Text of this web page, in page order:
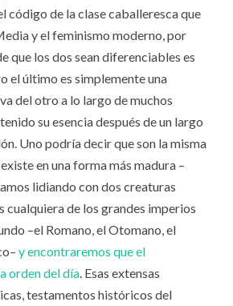
código de la clase caballeresca que
y el feminismo moderno, por
que los dos sean diferenciables es
el último es simplemente una
del otro a lo largo de muchos
su esencia después de un largo
Uno podría decir que son la misma
en una forma más madura –
lidiando con dos creaturas
cualquiera de los grandes imperios
–el Romano, el Otomano, el
y encontraremos que el
orden del día. Esas extensas
testamentos históricos del